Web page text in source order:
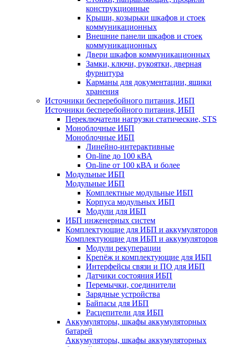
конструкционные
Крыши, козырьки шкафов и стоек
коммуникационных
Внешние панели шкафов и стоек
коммуникационных
Двери шкафов коммуникационных
Замки, ключи, рукоятки, дверная
фурнитура
Карманы для документации, ящики
хранения
Источники бесперебойного питания, ИБП
Источники бесперебойного питания, ИБП
Переключатели нагрузки статические, STS
Моноблочные ИБП
Моноблочные ИБП
Линейно-интерактивные
On-line до 100 кВА
On-line от 100 кВА и более
Модульные ИБП
Модульные ИБП
Комплектные модульные ИБП
Корпуса модульных ИБП
Модули для ИБП
ИБП инженерных систем
Комплектующие для ИБП и аккумуляторов
Комплектующие для ИБП и аккумуляторов
Модули рекуперации
Крепёж и комплектующие для ИБП
Интерфейсы связи и ПО для ИБП
Датчики состояния ИБП
Перемычки, соединители
Зарядные устройства
Байпасы для ИБП
Расцепители для ИБП
Аккумуляторы, шкафы аккумуляторных
батарей
Аккумуляторы, шкафы аккумуляторных